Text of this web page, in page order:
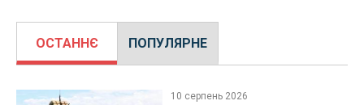
ОСТАННЄ ПОПУЛЯРНЕ
10 серпень 2026